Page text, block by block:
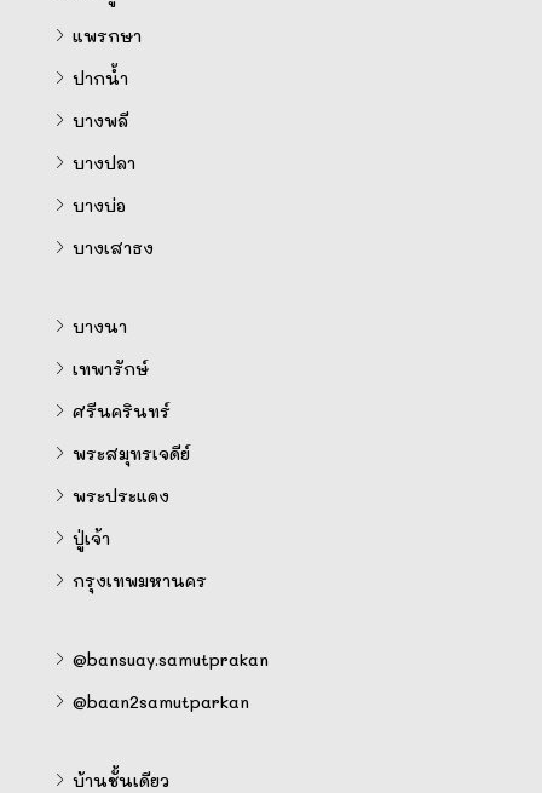
แพรกษา
ปากน้ำ
บางพลี
บางปลา
บางบ่อ
บางเสาธง
บางนา
เทพารักษ์
ศรีนครินทร์
พระสมุทรเจดีย์
พระประแดง
ปู่เจ้า
กรุงเทพมหานคร
@bansuay.samutprakan
@baan2samutparkan
บ้านชั้นเดียว